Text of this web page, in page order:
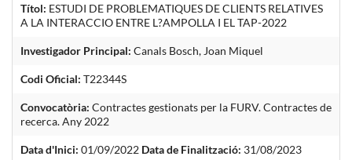
Títol: ESTUDI DE PROBLEMATIQUES DE CLIENTS RELATIVES
A LA INTERACCIO ENTRE L?AMPOLLA I EL TAP-2022
Investigador Principal: Canals Bosch, Joan Miquel
Codi Oficial: T22344S
Convocatòria: Contractes gestionats per la FURV. Contractes de
recerca. Any 2022
Data d'Inici: 01/09/2022 Data de Finalització: 31/08/2023